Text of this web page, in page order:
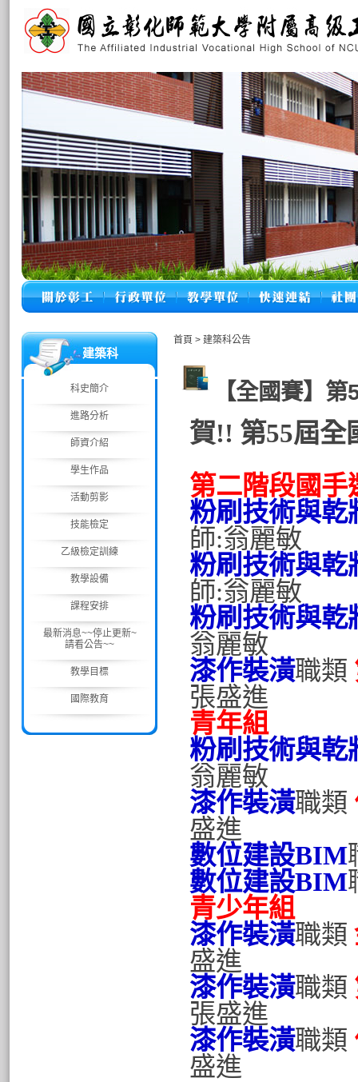
建築科
科史簡介
進路分析
師資介紹
學生作品
活動剪影
技能檢定
乙級檢定訓練
教學設備
課程安排
最新消息~~停止更新~
請看公告~~
教學目標
國際教育
首頁 > 建築科公告
【全國賽】
賀!! 第55屆全
第二階段國手
粉刷技術與乾
師:翁麗敏
粉刷技術與乾
師:翁麗敏
粉刷技術與乾
翁麗敏
漆作裝潢職類
張盛進
青年組
粉刷技術與乾
翁麗敏
漆作裝潢職類
盛進
數位建設BIM
數位建設BIM
青少年組
漆作裝潢職類
盛進
漆作裝潢職類
張盛進
漆作裝潢職類
盛進